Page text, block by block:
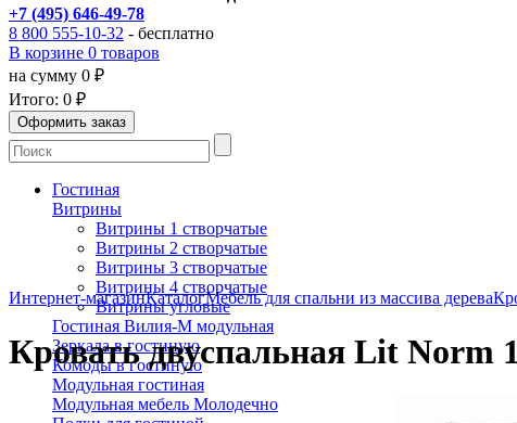
+7 (495) 646-49-78
8 800 555-10-32 - бесплатно
В корзине 0 товаров
на сумму 0 ₽
Итого: 0 ₽
Гостиная
Витрины
Витрины 1 створчатые
Витрины 2 створчатые
Витрины 3 створчатые
Витрины 4 створчатые
Витрины угловые
Гостиная Вилия-М модульная
Зеркала в гостиную
Комоды в гостиную
Модульная гостиная
Модульная мебель Молодечно
Интернет-магазинКаталогМебель для спальни из массива дерева
Кровать двуспальная Lit Norm